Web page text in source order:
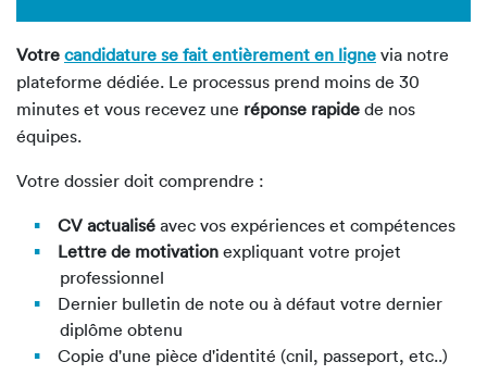
Votre candidature se fait entièrement en ligne via notre
plateforme dédiée. Le processus prend moins de 30
minutes et vous recevez une réponse rapide de nos
équipes.
Votre dossier doit comprendre :
CV actualisé avec vos expériences et compétences
Lettre de motivation expliquant votre projet
professionnel
Dernier bulletin de note ou à défaut votre dernier
diplôme obtenu
Copie d'une pièce d'identité (cnil, passeport, etc..)